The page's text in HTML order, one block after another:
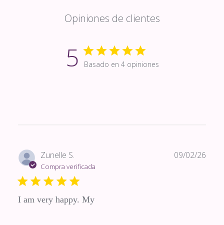
Opiniones de clientes
5 Basado en 4 opiniones
Zunelle S.
Compra verificada
I am very happy. My
09/02/26